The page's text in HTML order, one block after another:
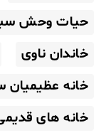
حیات وحش
خاندان ناوی
خانه عظیمیان
خانه های